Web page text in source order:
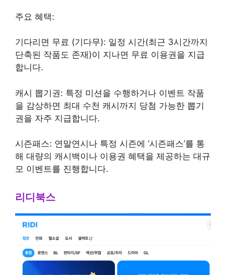
주요 혜택:
기다리면 무료 (기다무): 일정 시간(최근 3시간까지
단축된 작품도 존재)이 지나면 무료 이용권을 지급
합니다.
캐시 뽑기권: 특정 미션을 수행하거나 이벤트 작품
을 감상하면 최대 수천 캐시까지 당첨 가능한 뽑기
권을 자주 지급합니다.
시즌패스: 연말연시나 특정 시즌에 ‘시즌패스’를 통
해 대량의 캐시백이나 이용권 혜택을 제공하는 대규
모 이벤트를 진행합니다.
리디북스